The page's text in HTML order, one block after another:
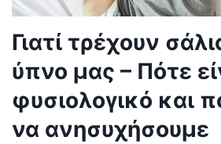
Γιατί τρέχουν
ύπνο μας – Πότε
φυσιολογικό και
να ανησυχήσουμε